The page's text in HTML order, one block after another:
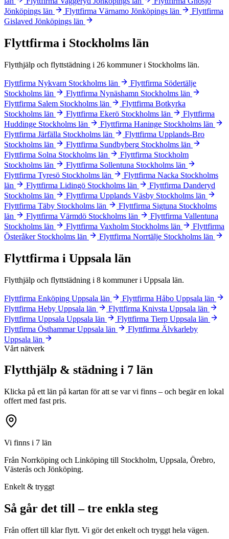
Jönköpings län
Flyttfirma Värnamo Jönköpings län
Flyttfirma
Gislaved Jönköpings län
Flyttfirma i Stockholms län
Flytthjälp och flyttstädning i 26 kommuner i Stockholms län.
Flyttfirma Nykvarn Stockholms län
Flyttfirma Södertälje
Stockholms län
Flyttfirma Nynäshamn Stockholms län
Flyttfirma Salem Stockholms län
Flyttfirma Botkyrka
Stockholms län
Flyttfirma Ekerö Stockholms län
Flyttfirma
Huddinge Stockholms län Flyttfirma Haninge Stockholms län
Flyttfirma Järfälla Stockholms län
Flyttfirma Upplands-Bro
Stockholms län
Flyttfirma Sundbyberg Stockholms län
Flyttfirma Solna Stockholms län
Flyttfirma Stockholm
Stockholms län
Flyttfirma Sollentuna Stockholms län
Flyttfirma Tyresö Stockholms län Flyttfirma Nacka Stockholms
län
Flyttfirma Lidingö Stockholms län
Flyttfirma Danderyd
Stockholms län
Flyttfirma Upplands Väsby Stockholms län
Flyttfirma Täby Stockholms län Flyttfirma Sigtuna Stockholms
län
Flyttfirma Värmdö Stockholms län
Flyttfirma Vallentuna
Stockholms län
Flyttfirma Vaxholm Stockholms län
Flyttfirma
Österåker Stockholms län Flyttfirma Norrtälje Stockholms län
Flyttfirma i Uppsala län
Flytthjälp och flyttstädning i 8 kommuner i Uppsala län.
Flyttfirma Enköping Uppsala län Flyttfirma Håbo Uppsala län
Flyttfirma Heby Uppsala län Flyttfirma Knivsta Uppsala län
Flyttfirma Uppsala Uppsala län Flyttfirma Tierp Uppsala län
Flyttfirma Östhammar Uppsala län
Flyttfirma Älvkarleby
Uppsala län
Vårt nätverk
Flytthjälp & städning i 7 län
Klicka på ett län på kartan för att se var vi finns – och begär en lokal
offert med fast pris.
Vi finns i 7 län
Från Norrköping och Linköping till Stockholm, Uppsala, Örebro,
Västerås och Jönköping.
Enkelt & tryggt
Så går det till – tre enkla steg
Från offert till klar flytt. Vi gör det enkelt och tryggt hela vägen.